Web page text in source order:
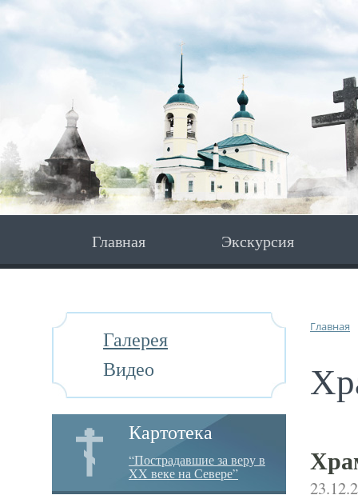
Главная Экскурсия
Галерея
Видео
Картотека
“Пострадавшие за веру в
XX веке на Севере”
Главная